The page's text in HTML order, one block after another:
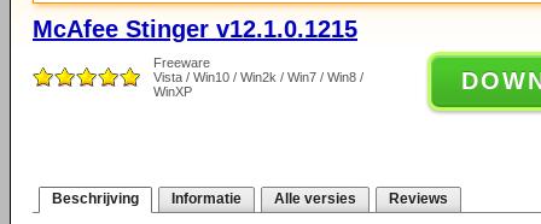
McAfee Stinger v12.1.0.1215
Freeware
Vista / Win10 / Win2k / Win7 / Win8 /
WinXP
Beschrijving Informatie Alle versies Reviews